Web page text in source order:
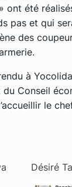
été
pas et qui
des
à
du Conseil
le
Désiré